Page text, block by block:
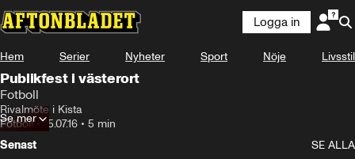
Logga in
Hem Serier Nyheter Sport Nöje Livsstil
Publikfest i västerort
Fotboll
Rivalmöte i Kista
Fotboll•15.07.16 • 5 min
Se mer
Senast
SE ALLA